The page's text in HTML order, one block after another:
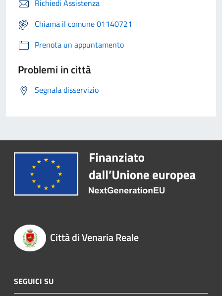
Richiedi Assistenza
Chiama il comune 01140721
Prenota un appuntamento
Problemi in città
Segnala disservizio
Città di Venaria Reale
SEGUICI SU